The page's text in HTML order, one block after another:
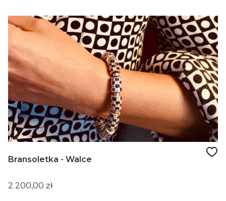
Bransoletka - Walce
Cena
2 200,00 zł